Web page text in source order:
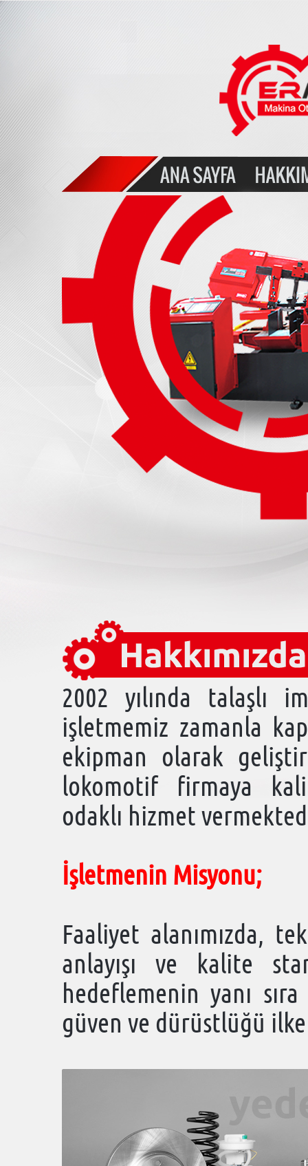
2002 yılında talaşlı
işletmemiz zamanla
ekipman olarak
lokomotif firmaya
odaklı hizmet
İşletmenin Misyonu;
Faaliyet alanımızda,
anlayışı ve kalite
hedeflemenin yanı
güven ve dürüstlüğü